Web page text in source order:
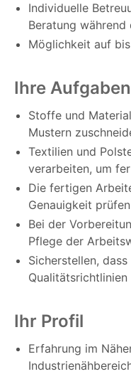
Individuelle
Beratung während
Möglichkeit auf
Ihre Aufgaben
Stoffe und
Mustern
Textilien und
verarbeiten, um
Die fertigen
Genauigkeit prüfen
Bei der
Pflege der
Sicherstellen,
Ihr Profil
Erfahrung im